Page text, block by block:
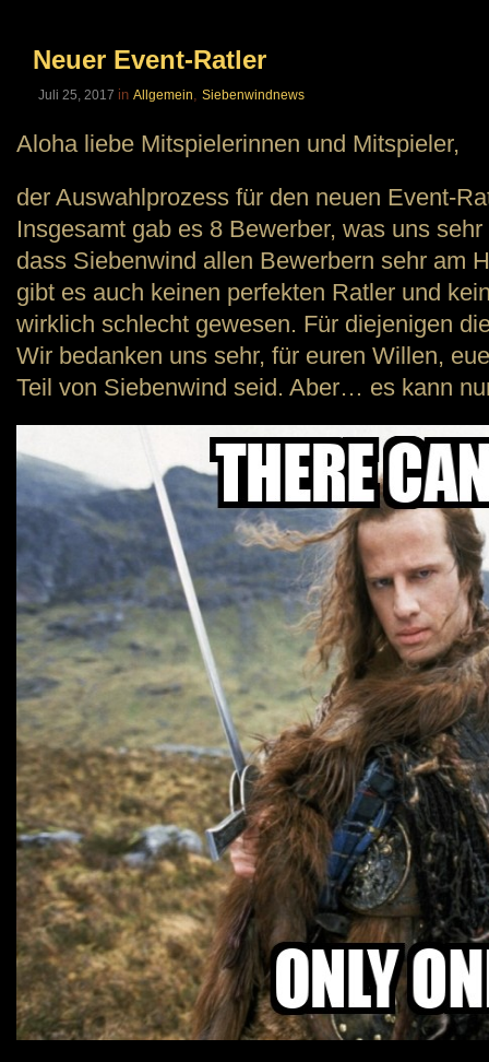
Neuer Event-Ratler
Juli 25, 2017 in Allgemein, Siebenwindnews
Aloha liebe Mitspielerinnen und Mitspieler,
der Auswahlprozess für den neuen Event-
Insgesamt gab es 8 Bewerber, was uns
dass Siebenwind allen Bewerbern sehr am
gibt es auch keinen perfekten Ratler und
wirklich schlecht gewesen. Für diejenigen
Wir bedanken uns sehr, für euren Willen,
Teil von Siebenwind seid. Aber… es kann